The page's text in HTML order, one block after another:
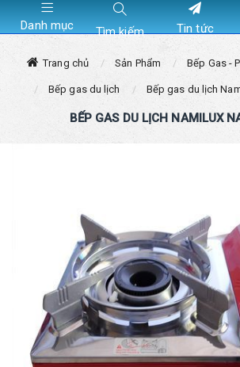
Danh mục Tìm kiếm Tin tức
Trang chủ Sản Phẩm Bếp Gas -
Bếp gas du lịch Bếp gas du lịch
BẾP GAS DU LỊCH NAMILUX